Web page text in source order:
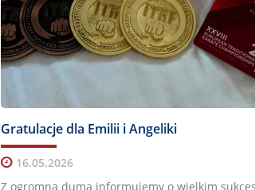
Gratulacje dla Emilii i Angeliki
16.05.2026
Z ogromną dumą informujemy o wielkim